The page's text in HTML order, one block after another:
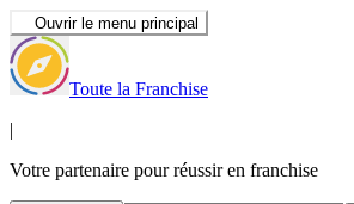
Ouvrir le menu principal
Toute la Franchise
|
Votre partenaire pour réussir en franchise